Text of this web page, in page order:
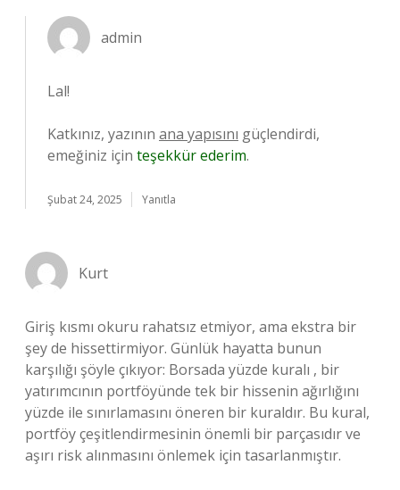
admin
Lal!
Katkınız, yazının ana yapısını güçlendirdi,
emeğiniz için teşekkür ederim.
Şubat 24, 2025 Yanıtla
Kurt
Giriş kısmı okuru rahatsız etmiyor, ama ekstra bir
şey de hissettirmiyor. Günlük hayatta bunun
karşılığı şöyle çıkıyor: Borsada yüzde kuralı , bir
yatırımcının portföyünde tek bir hissenin ağırlığını
yüzde ile sınırlamasını öneren bir kuraldır. Bu kural,
portföy çeşitlendirmesinin önemli bir parçasıdır ve
aşırı risk alınmasını önlemek için tasarlanmıştır.